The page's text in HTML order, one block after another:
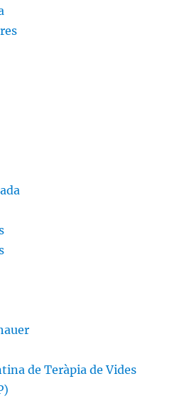
de Teràpia de Vides